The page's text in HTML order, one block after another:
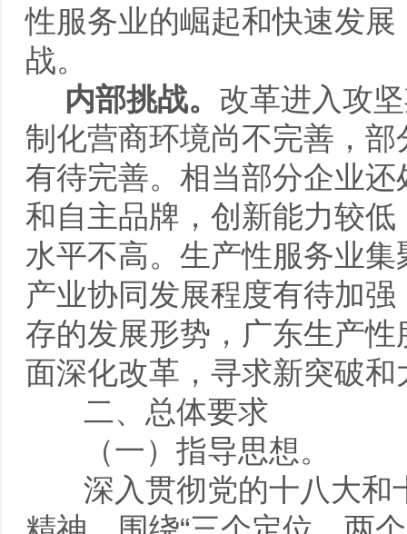
性服务业的崛起和快速发
战。
内部挑战。 改革进入攻
制化营商环境尚不完善，
有待完善。相当部分企业
和自主品牌，创新能力较
水平不高。生产性服务业
产业协同发展程度有待加
存的发展形势，广东生产性
面深化改革，寻求新突破和
二、总体要求
（一）指导思想。
深入贯彻党的十八大和